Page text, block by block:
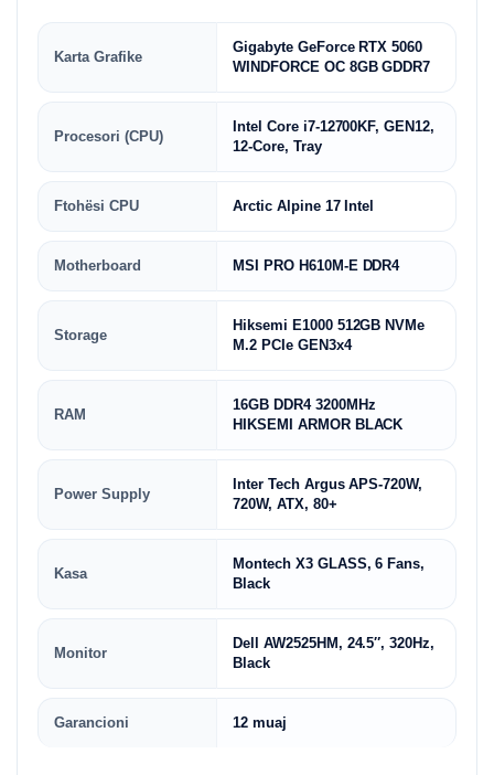
Karta Grafike
Gigabyte GeForce RTX 5060
WINDFORCE OC 8GB GDDR7
Procesori (CPU)
Intel Core i7-12700KF, GEN12,
12-Core, Tray
Ftohësi CPU Arctic Alpine 17 Intel
Motherboard MSI PRO H610M-E DDR4
Storage
Hiksemi E1000 512GB NVMe
M.2 PCIe GEN3x4
RAM
16GB DDR4 3200MHz
HIKSEMI ARMOR BLACK
Power Supply
Inter Tech Argus APS-720W,
720W, ATX, 80+
Kasa
Montech X3 GLASS, 6 Fans,
Black
Monitor
Dell AW2525HM, 24.5″, 320Hz,
Black
Garancioni 12 muaj